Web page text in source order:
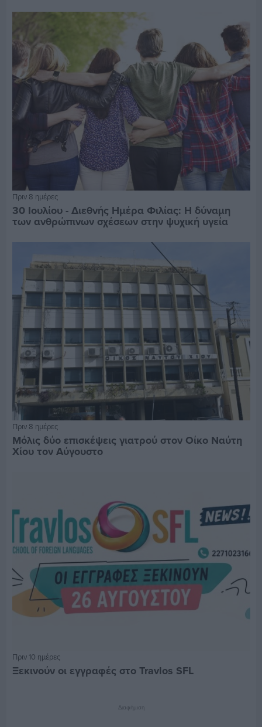
Πριν 8 ημέρες
30 Ιουλίου - Διεθνής Ημέρα Φιλίας: Η δύναμη
των ανθρώπινων σχέσεων στην ψυχική υγεία
Πριν 8 ημέρες
Μόλις δύο επισκέψεις γιατρού στον Οίκο Ναύτη
Χίου τον Αύγουστο
Πριν 10 ημέρες
Ξεκινούν οι εγγραφές στο Travlos SFL
Διαφήμιση